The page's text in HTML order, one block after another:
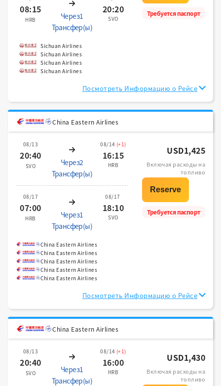
08:15
HRB
Через1
Трансфер(ы)
20:20
SVO
Требуется паспорт
Sichuan Airlines
Sichuan Airlines
Sichuan Airlines
Sichuan Airlines
Посмотреть Информацию о Рейсе
China Eastern Airlines
08/13
20:40
SVO
Через2
Трансфер(ы)
08/14 (+1)
16:15
HRB
08/17
07:00
HRB
Через1
Трансфер(ы)
08/17
18:10
SVO
USD1,425
Включая расходы на
топливо
Требуется паспорт
China Eastern Airlines
China Eastern Airlines
China Eastern Airlines
China Eastern Airlines
China Eastern Airlines
Посмотреть Информацию о Рейсе
China Eastern Airlines
08/13
20:40
SVO
Через1
Трансфер(ы)
08/14 (+1)
16:00
HRB
USD1,430
Включая расходы на
топливо